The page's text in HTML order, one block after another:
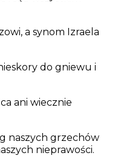
a synom Izraela
do gniewu i
ani wiecznie
naszych grzechów
nieprawości.